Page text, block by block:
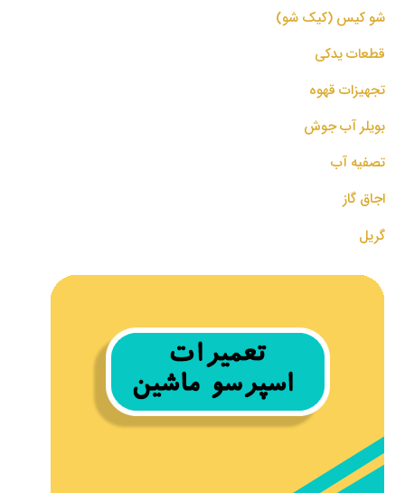
شو کیس (کیک شو)
قطعات یدکی
تجهیزات قهوه
بویلر آب جوش
تصفیه آب
اجاق گاز
گریل